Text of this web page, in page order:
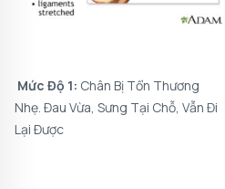
Mức Độ 1: Chân Bị Tổn Thương
Nhẹ. Đau Vừa, Sưng Tại Chỗ, Vẫn Đi
Lại Được